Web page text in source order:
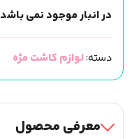
در انبار موجود نمی باشد
دسته:لوازم کاشت مژه
معرفی محصول